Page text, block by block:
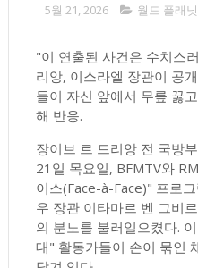
5월 21, 2026 월드 플래닛
"이 연출된 사건은 수치스
리앙, 이스라엘 장관이 공
들이 자신 앞에서 무릎 꿇
해 반응.
장이브 르 드리앙 전 국방
21일 목요일, BFMTV와
이스(Face-à-Face)" 프로
우 장관 이타마르 벤 그비
의 분노를 불러일으켰다.
대" 활동가들이 손이 묶인